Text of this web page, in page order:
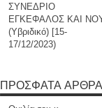
ΣΥΝΕΔΡΙΟ
ΕΓΚΕΦΑΛΟΣ ΚΑΙ
(Υβριδικό) [15-
17/12/2023)
ΠΡΌΣΦΑΤΑ ΆΡΘΡΑ